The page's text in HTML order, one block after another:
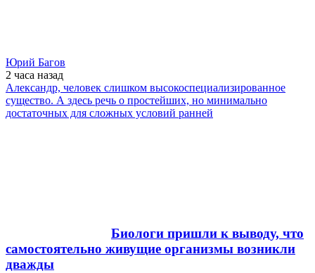
Юрий Багов
2 часа назад
Александр, человек слишком высокоспециализированное
существо. А здесь речь о простейших, но минимально
достаточных для сложных условий ранней
Биологи пришли к выводу, что
самостоятельно живущие организмы возникли
дважды